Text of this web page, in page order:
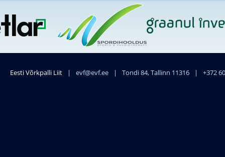
Eesti Võrkpalli Liit | evf@evf.ee | Tondi 84, Tallinn 11316 | +372